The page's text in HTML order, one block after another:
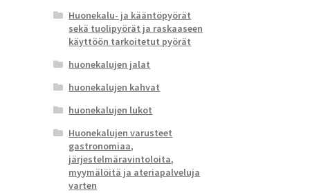
Huonekalu- ja kääntöpyörät
sekä tuolipyörät ja raskaaseen
käyttöön tarkoitetut pyörät
huonekalujen jalat
huonekalujen kahvat
huonekalujen lukot
Huonekalujen varusteet
gastronomiaa,
järjestelmäravintoloita,
myymälöitä ja ateriapalveluja
varten